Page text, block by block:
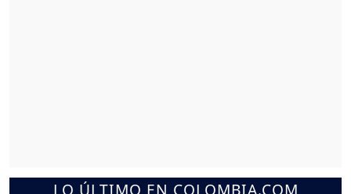
LO ÚLTIMO EN COLOMBIA.COM